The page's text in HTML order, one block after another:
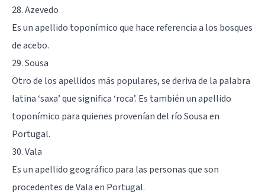
28. Azevedo
Es un apellido toponímico que hace referencia a los bosques
de acebo.
29. Sousa
Otro de los apellidos más populares, se deriva de la palabra
latina ‘saxa’ que significa ‘roca’. Es también un apellido
toponímico para quienes provenían del río Sousa en
Portugal.
30. Vala
Es un apellido geográfico para las personas que son
procedentes de Vala en Portugal.